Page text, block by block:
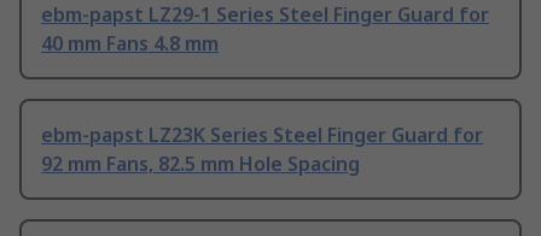
ebm-papst LZ29-1 Series Steel Finger Guard for
40 mm Fans 4.8 mm
ebm-papst LZ23K Series Steel Finger Guard for
92 mm Fans, 82.5 mm Hole Spacing